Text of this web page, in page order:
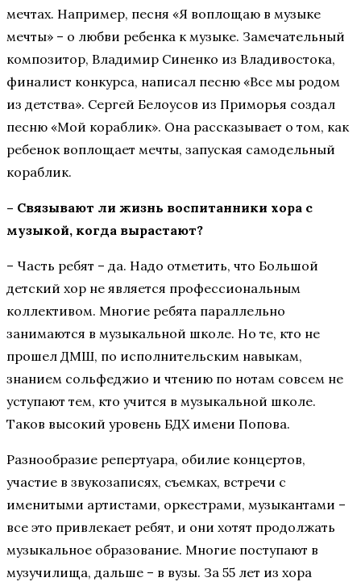
мечтах. Например, песня «Я воплощаю в музыке
мечты» – о любви ребенка к музыке. Замечательный
композитор, Владимир Синенко из Владивостока,
финалист конкурса, написал песню «Все мы родом
из детства». Сергей Белоусов из Приморья создал
песню «Мой кораблик». Она рассказывает о том, как
ребенок воплощает мечты, запуская самодельный
кораблик.
– Связывают ли жизнь воспитанники хора с
музыкой, когда вырастают?
– Часть ребят – да. Надо отметить, что Большой
детский хор не является профессиональным
коллективом. Многие ребята параллельно
занимаются в музыкальной школе. Но те, кто не
прошел ДМШ, по исполнительским навыкам,
знанием сольфеджио и чтению по нотам совсем не
уступают тем, кто учится в музыкальной школе.
Таков высокий уровень БДХ имени Попова.
Разнообразие репертуара, обилие концертов,
участие в звукозаписях, съемках, встречи с
именитыми артистами, оркестрами, музыкантами –
все это привлекает ребят, и они хотят продолжать
музыкальное образование. Многие поступают в
музучилища, дальше – в вузы. За 55 лет из хора